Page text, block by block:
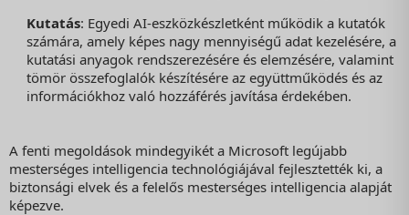
Kutatás: Egyedi AI-eszközkészletként működik a kutatók
számára, amely képes nagy mennyiségű adat kezelésére, a
kutatási anyagok rendszerezésére és elemzésére, valamint
tömör összefoglalók készítésére az együttműködés és az
információkhoz való hozzáférés javítása érdekében.
A fenti megoldások mindegyikét a Microsoft legújabb
mesterséges intelligencia technológiájával fejlesztették ki, a
biztonsági elvek és a felelős mesterséges intelligencia alapját
képezve.